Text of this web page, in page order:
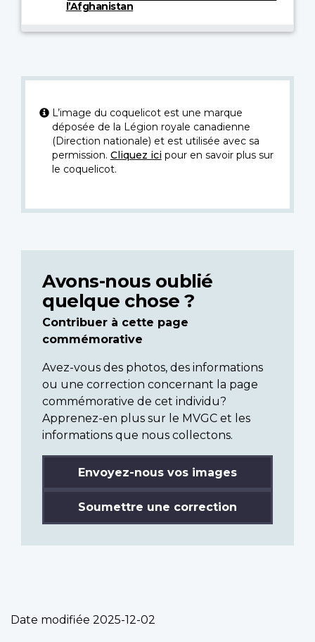
l’Afghanistan
L’image du coquelicot est une marque
déposée de la Légion royale canadienne
(Direction nationale) et est utilisée avec sa
permission. Cliquez icipour en savoir plus sur
le coquelicot.
Avons-nous oublié
quelque chose ?
Contribuer à cette page
commémorative
Avez-vous des photos, des informations
ou une correction concernant la page
commémorative de cet individu?
Apprenez-en plus sur le MVGC et les
informations que nous collectons.
Envoyez-nous vos images
Soumettre une correction
Date modifiée 2025-12-02